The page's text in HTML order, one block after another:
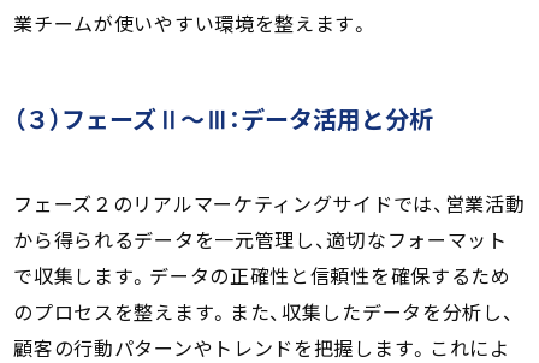
業チームが使いやすい環境を整えます。
（３）フェーズⅡ～Ⅲ：データ活用と分析
フェーズ２のリアルマーケティングサイドでは、営業活動
から得られるデータを一元管理し、適切なフォーマット
で収集します。データの正確性と信頼性を確保するため
のプロセスを整えます。また、収集したデータを分析し、
顧客の行動パターンやトレンドを把握します。これによ